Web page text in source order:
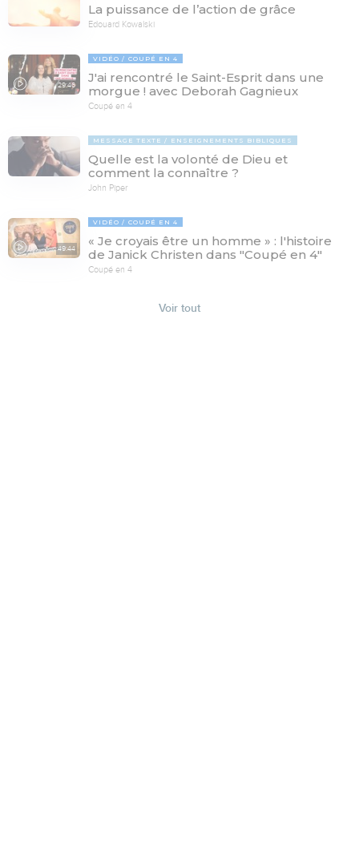
La puissance de l’action de grâce
Edouard Kowalski
29:46
VIDÉO COUPÉ EN 4
J'ai rencontré le Saint-Esprit dans une
morgue ! avec Deborah Gagnieux
Coupé en 4
MESSAGE TEXTE ENSEIGNEMENTS BIBLIQUES
Quelle est la volonté de Dieu et
comment la connaître ?
John Piper
49:44
VIDÉO COUPÉ EN 4
« Je croyais être un homme » : l'histoire
de Janick Christen dans "Coupé en 4"
Coupé en 4
Voir tout